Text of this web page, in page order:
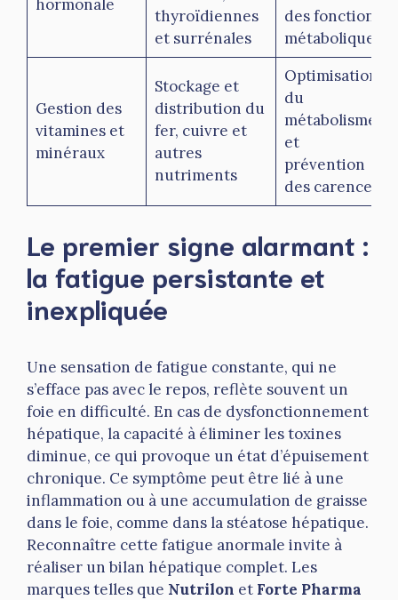
hormonale
thyroïdiennes
et surrénales
des fonctions
métaboliques
Gestion des
vitamines et
minéraux
Stockage et
distribution du
fer, cuivre et
autres
nutriments
Optimisation
du
métabolisme
et
prévention
des carences
Le premier signe alarmant :
la fatigue persistante et
inexpliquée
Une sensation de fatigue constante, qui ne
s’efface pas avec le repos, reflète souvent un
foie en difficulté. En cas de dysfonctionnement
hépatique, la capacité à éliminer les toxines
diminue, ce qui provoque un état d’épuisement
chronique. Ce symptôme peut être lié à une
inflammation ou à une accumulation de graisse
dans le foie, comme dans la stéatose hépatique.
Reconnaître cette fatigue anormale invite à
réaliser un bilan hépatique complet. Les
marques telles que Nutrilon et Forte Pharma